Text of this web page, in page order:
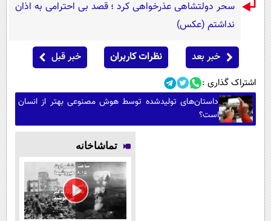
سحر دولتشاهی عذرخواهی کرد ؛ قصد بی احترامی به اذان
نداشتم (عکس)
خبر بعد نظرات کاربران خبر قبل
اشتراک گذاری :
داستان‌های تولیدشده توسط هوش مصنوعی بهتر از انسان
است؟
تماشاخانه